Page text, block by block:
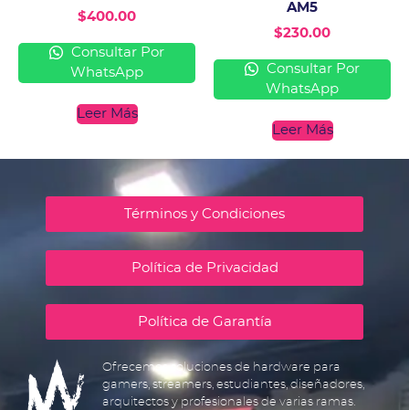
$400.00
Consultar Por
WhatsApp
Leer Más
AM5
$230.00
Consultar Por
WhatsApp
Leer Más
Términos y Condiciones
Política de Privacidad
Política de Garantía
Ofrecemos soluciones de hardware para
gamers, streamers, estudiantes, diseñadores,
arquitectos y profesionales de varias ramas.